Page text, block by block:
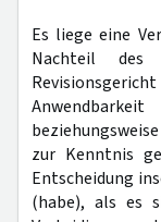
Es liege eine
Nachteil des
zur Kenntnis
Entscheidung
(habe), als es